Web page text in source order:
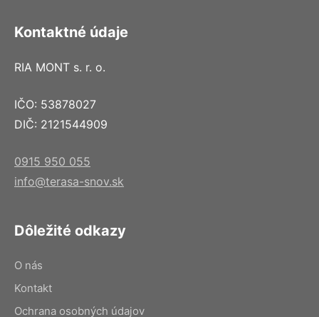
Kontaktné údaje
RIA MONT s. r. o.
IČO: 53878027
DIČ: 2121544909
0915 950 055
info@terasa-snov.sk
Dôležité odkazy
O nás
Kontakt
Ochrana osobných údajov